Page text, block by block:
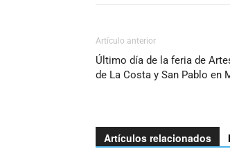
Artículo anterior
Último día de la feria de
de La Costa y San Pablo en
Artículos relacionados